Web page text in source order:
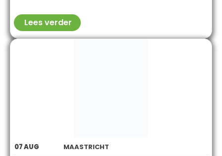
Lees verder
07AUG MAASTRICHT